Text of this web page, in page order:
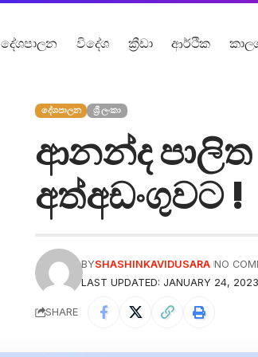
දේශපාලන විදේශ ක්‍රීඩා ආර්ථික
දේශපාලන ශ්‍රී ලංකා
ආනන්ද
අත්අඩංගුවට !
LAST UPDATED: JANUARY 24,
BYSHASHINKAVIDUSARA NO
SHARE